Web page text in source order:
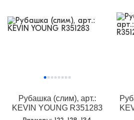
Рубашка (слим), арт.:
KEVIN YOUNG R351283